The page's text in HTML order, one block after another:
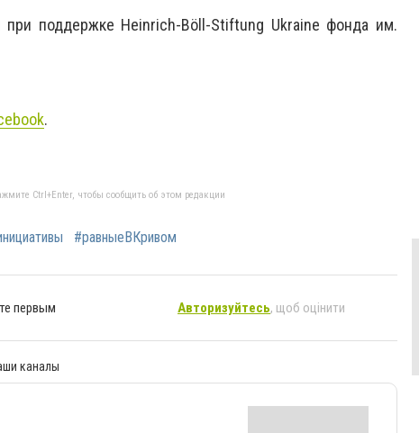
при поддержке Heinrich-Böll-Stiftung Ukraine фонда им.
.
Ctrl+Enter, чтобы сообщить об этом редакции
#равныеВКривом
первым Авторизуйтесь, щоб оцінити
каналы